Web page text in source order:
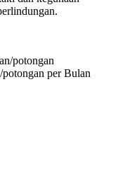
potongan
per Bulan